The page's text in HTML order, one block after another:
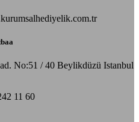
No:51 / 40 Beylikdüzü Istanbul
11 60